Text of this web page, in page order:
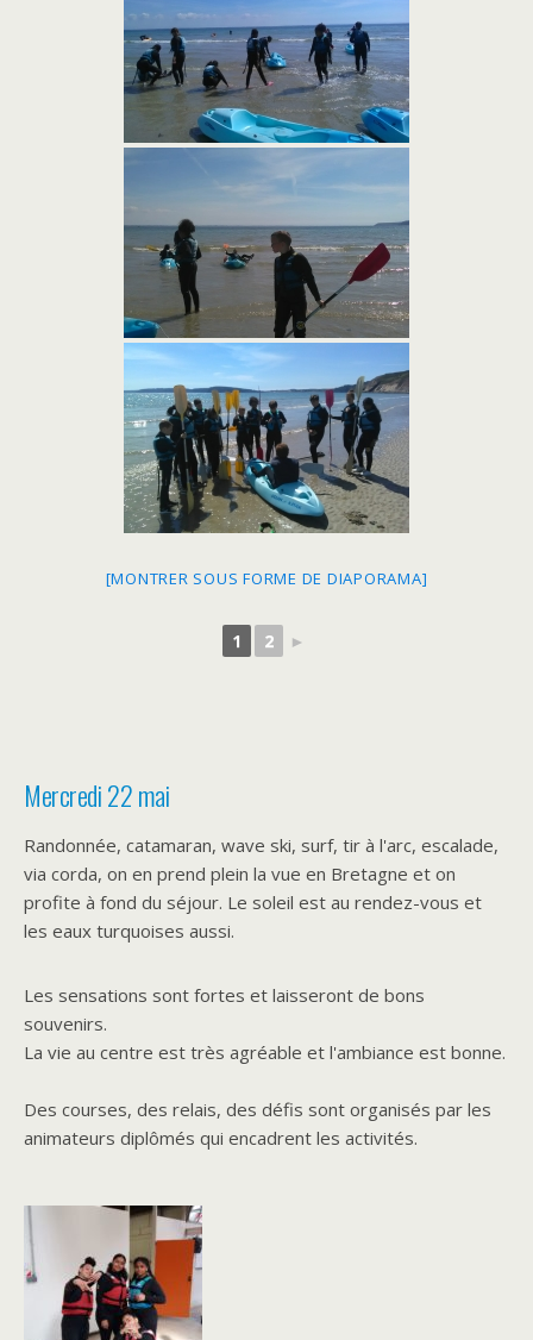
[MONTRER SOUS FORME DE DIAPORAMA]
1 2 ►
Mercredi 22 mai
Randonnée, catamaran, wave ski, surf, tir à l'arc, escalade,
via corda, on en prend plein la vue en Bretagne et on
profite à fond du séjour. Le soleil est au rendez-vous et
les eaux turquoises aussi.
Les sensations sont fortes et laisseront de bons
souvenirs.
La vie au centre est très agréable et l'ambiance est bonne.
Des courses, des relais, des défis sont organisés par les
animateurs diplômés qui encadrent les activités.